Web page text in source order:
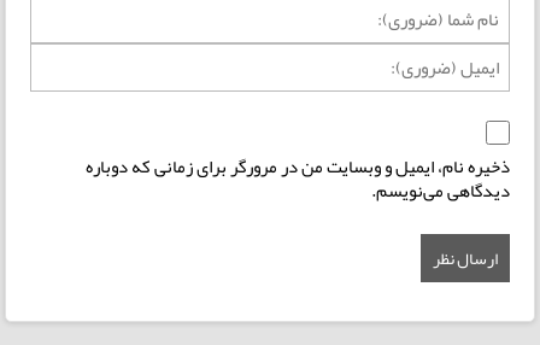
ذخیره نام، ایمیل و وبسایت من در مرورگر برای زمانی که دوباره
دیدگاهی می‌نویسم.